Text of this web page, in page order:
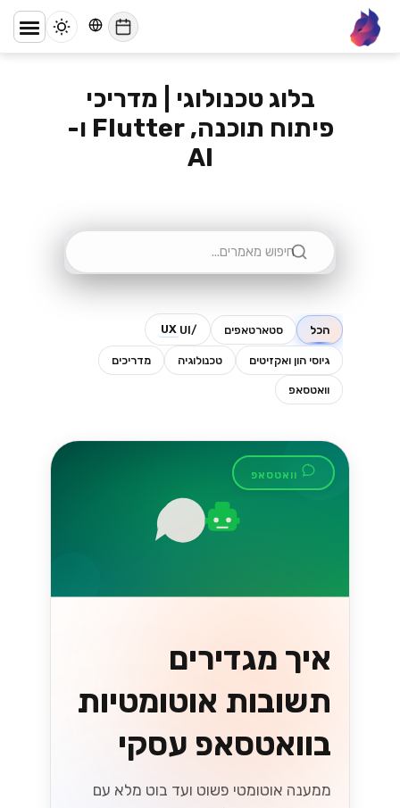
דף הבית
בלוג טכנולוגי | מדריכי
פיתוח תוכנה, Flutter ו-
AI
הכל סטארטאפים UX /UI
גיוסי הון ואקזיטים טכנולוגיה מדריכים
וואטסאפ
וואטסאפ
איך מגדירים
תשובות אוטומטיות
בוואטסאפ עסקי
ממענה אוטומטי פשוט ועד בוט מלא עם